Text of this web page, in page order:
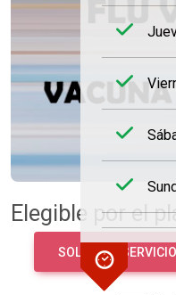
Elegible por el
SOLICITAR SERVICIO